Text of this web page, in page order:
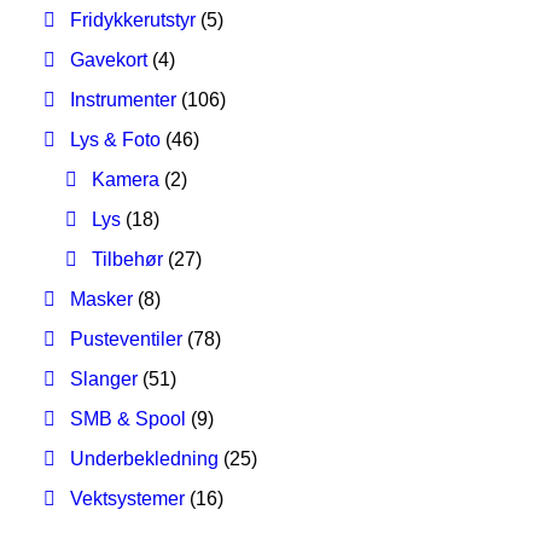
Fridykkerutstyr (5)
Gavekort (4)
Instrumenter (106)
Lys & Foto (46)
Kamera (2)
Lys (18)
Tilbehør (27)
Masker (8)
Pusteventiler (78)
Slanger (51)
SMB & Spool (9)
Underbekledning (25)
Vektsystemer (16)